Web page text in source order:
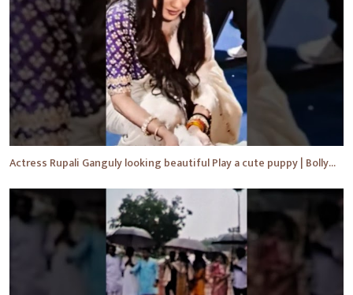
Actress Rupali Ganguly looking beautiful Play a cute puppy | Bollywood | Bollywood News #shorts #yt